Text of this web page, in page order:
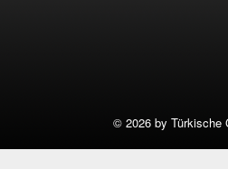
© 2026 by Türkische